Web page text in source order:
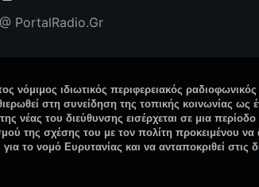
@ PortalRadio.Gr
νόμιμος ιδιωτικός περιφερειακός
στη συνείδηση της τοπικής κοινωνίας
νέας του διεύθυνσης εισέρχεται σε μια
της σχέσης του με τον πολίτη προκειμένου
το νομό Ευρυτανίας και να ανταποκριθεί στις